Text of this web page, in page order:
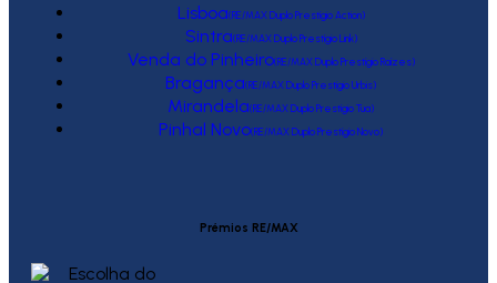
Lisboa(RE/MAX Duplo Prestígio Action)
Sintra(RE/MAX Duplo Prestígio Link)
Venda do Pinheiro(RE/MAX Duplo Prestígio Raízes)
Bragança(RE/MAX Duplo Prestígio Urbis)
Mirandela(RE/MAX Duplo Prestígio Tua)
Pinhal Novo(RE/MAX Duplo Prestígio Novo)
Prémios RE/MAX